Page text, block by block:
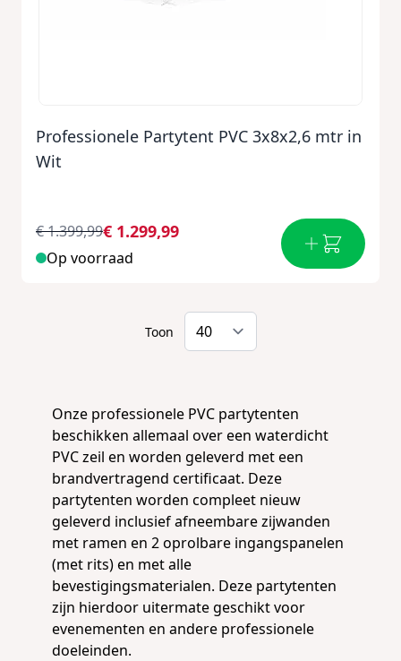
Professionele Partytent PVC 3x8x2,6 mtr in
Wit
€ 1.299,99
€ 1.399,99
Op voorraad
Toon
Onze professionele PVC partytenten
beschikken allemaal over een waterdicht
PVC zeil en worden geleverd met een
brandvertragend certificaat. Deze
partytenten worden compleet nieuw
geleverd inclusief afneembare zijwanden
met ramen en 2 oprolbare ingangspanelen
(met rits) en met alle
bevestigingsmaterialen. Deze partytenten
zijn hierdoor uitermate geschikt voor
evenementen en andere professionele
doeleinden.